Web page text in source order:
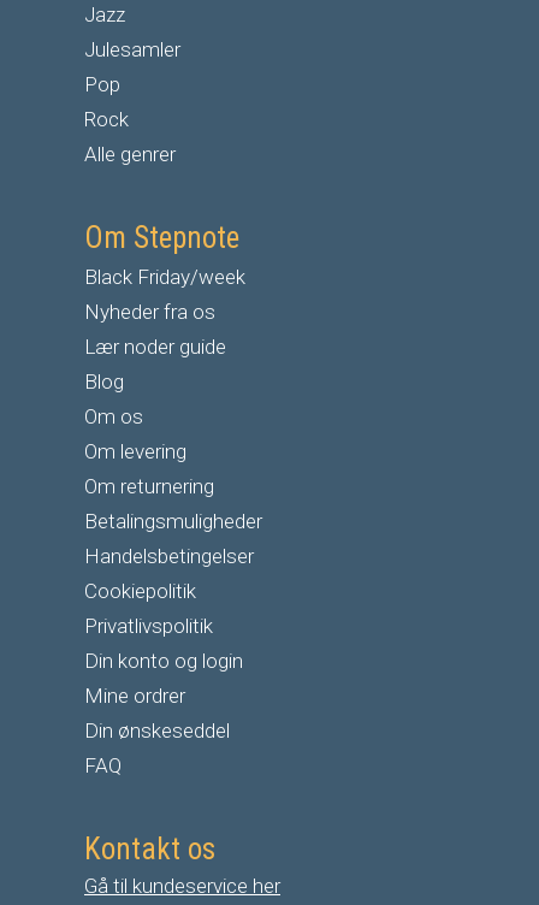
Jazz
Julesamler
Pop
Rock
Alle genrer
Om Stepnote
Black Friday/week
Nyheder fra os
Lær noder guide
Blog
Om os
Om levering
Om returnering
Betalingsmuligheder
Handelsbetingelser
Cookiepolitik
Privatlivspolitik
Din konto og login
Mine ordrer
Din ønskeseddel
FAQ
Kontakt os
Gå til kundeservice her